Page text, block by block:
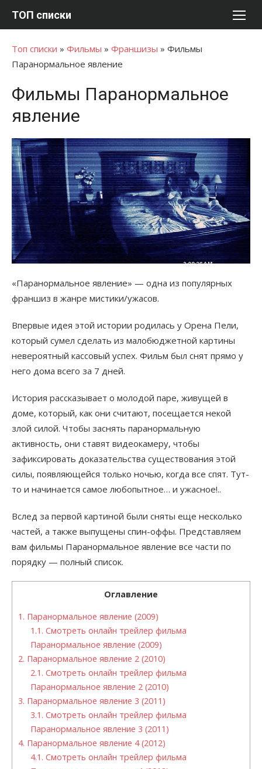
ТОП списки
Топ списки » Фильмы » Франшизы » Фильмы
Паранормальное явление
Фильмы Паранормальное
явление
«Паранормальное явление» — одна из популярных
франшиз в жанре мистики/ужасов.
Впервые идея этой истории родилась у Орена Пели,
который сумел сделать из малобюджетной картины
невероятный кассовый успех. Фильм был снят прямо у
него дома всего за 7 дней.
История рассказывает о молодой паре, живущей в
доме, который, как они считают, посещается некой
злой силой. Чтобы заснять паранормальную
активность, они ставят видеокамеру, чтобы
зафиксировать доказательства существования этой
силы, появляющейся только ночью, когда все спят. Тут-
то и начинается самое любопытное… и ужасное!..
Вслед за первой картиной были сняты еще несколько
частей, а также выпущены спин-оффы. Представляем
вам фильмы Паранормальное явление все части по
порядку — полный список.
Оглавление
1. Паранормальное явление (2009)
1.1. Смотреть онлайн трейлер фильма
Паранормальное явление (2009)
2. Паранормальное явление 2 (2010)
2.1. Смотреть онлайн трейлер фильма
Паранормальное явление 2 (2010)
3. Паранормальное явление 3 (2011)
3.1. Смотреть онлайн трейлер фильма
Паранормальное явление 3 (2011)
4. Паранормальное явление 4 (2012)
4.1. Смотреть онлайн трейлер фильма